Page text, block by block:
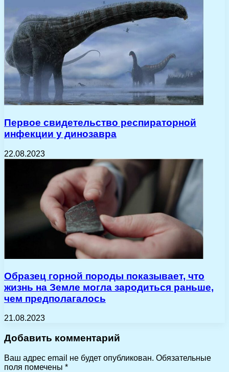
Первое свидетельство респираторной
инфекции у динозавра
22.08.2023
Образец горной породы показывает, что
жизнь на Земле могла зародиться раньше,
чем предполагалось
21.08.2023
Добавить комментарий
Ваш адрес email не будет опубликован. Обязательные
поля помечены *